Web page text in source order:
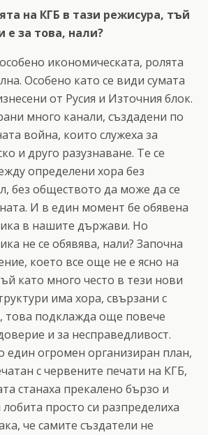
на КГБ в тази режисура, тъй
е за това, нали?
икономическата, ролята
Особено като се види сумата
от Русия и Източния блок.
много канали, създадени по
война, които служеха за
и друго разузнаване. Те се
определени хора без
без обществото да може да се
И в един момент бе обявена
в нашите държави. Но
не се обявява, нали? Започна
което все още не е ясно на
като много често в тези нови
има хора, свързани с
това подклажда още повече
и за несправедливост.
един огромен организиран план,
с червените печати на КГБ,
станаха прекалено бързо и
просто си разпределиха
че самите създатели не